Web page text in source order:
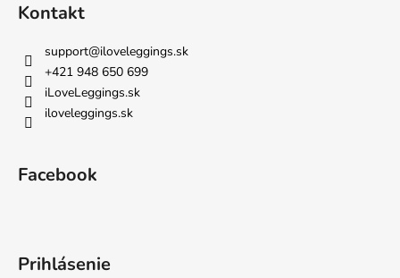
Kontakt
support@iloveleggings.sk
+421 948 650 699
iLoveLeggings.sk
iloveleggings.sk
Facebook
Prihlásenie